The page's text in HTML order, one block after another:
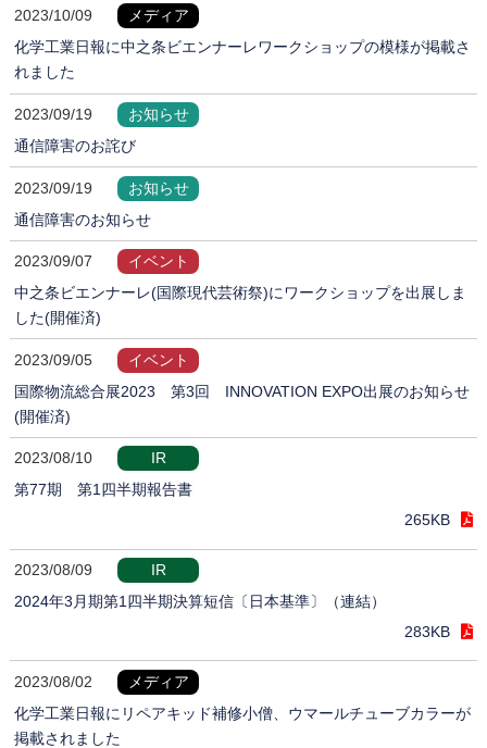
2023/10/09
メディア
化学工業日報に中之条ビエンナーレワークショップの模様が掲載さ
れました
2023/09/19
お知らせ
通信障害のお詫び
2023/09/19
お知らせ
通信障害のお知らせ
2023/09/07
イベント
中之条ビエンナーレ(国際現代芸術祭)にワークショップを出展しま
した(開催済)
2023/09/05
イベント
国際物流総合展2023 第3回 INNOVATION EXPO出展のお知らせ
(開催済)
2023/08/10
IR
第77期 第1四半期報告書
265KB
2023/08/09
IR
2024年3月期第1四半期決算短信〔日本基準〕（連結）
283KB
2023/08/02
メディア
化学工業日報にリペアキッド補修小僧、ウマールチューブカラーが
掲載されました